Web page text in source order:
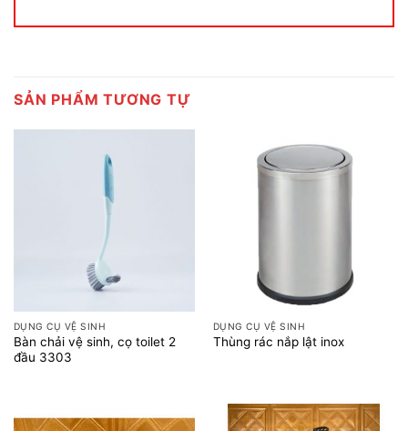
SẢN PHẨM TƯƠNG TỰ
DỤNG CỤ VỆ SINH
Bàn chải vệ sinh, cọ toilet 2
đầu 3303
DỤNG CỤ VỆ SINH
Thùng rác nắp lật inox